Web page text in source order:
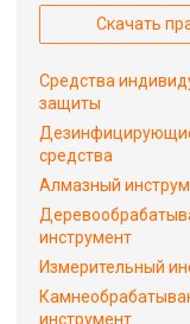
Скачать
Средства
защиты
средства
Алмазный
инструмент
Измерительный
инструмент